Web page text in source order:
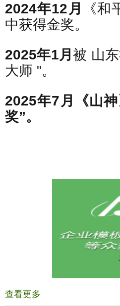
2024年12月
《
中获得金奖。
2025年1月被 山
大师 "。
2025年7月《山
奖”。
查看更多